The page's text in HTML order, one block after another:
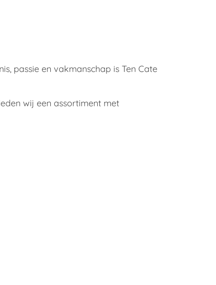
passie en vakmanschap is Ten Cate
wij een assortiment met